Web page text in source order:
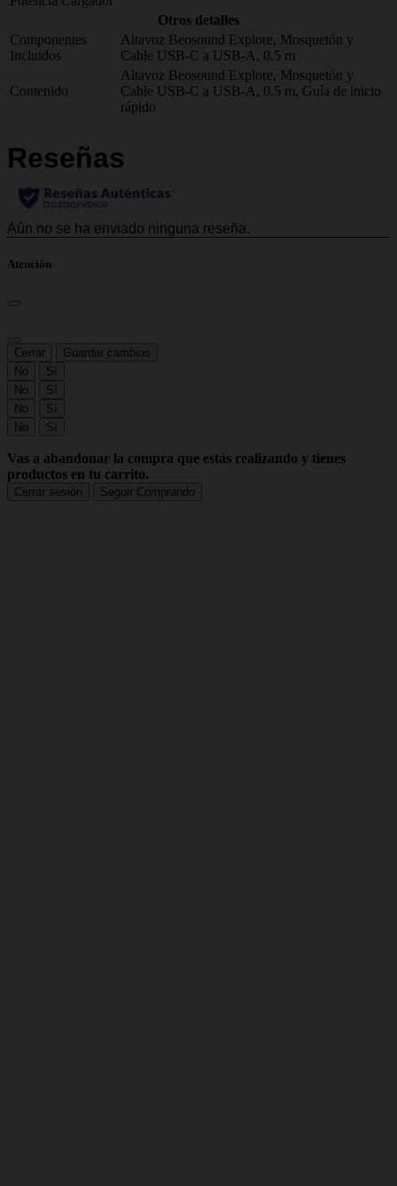
Otros detalles
Componentes
Incluidos
Altavoz Beosound Explore, Mosquetón y
Cable USB-C a USB-A, 0.5 m
Contenido
Altavoz Beosound Explore, Mosquetón y
Cable USB-C a USB-A, 0.5 m, Guía de inicio
rápido
Atención
Cerrar
Guardar cambios
No
Sí
No
Sí
No
Sí
No
Sí
Vas a abandonar la compra que estás realizando y tienes
productos en tu carrito.
Cerrar sesión Seguir Comprando